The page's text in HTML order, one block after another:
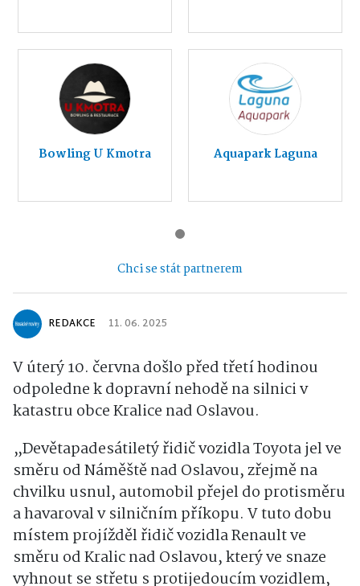
Bowling U Kmotra Aquapark Laguna
Chci se stát partnerem
REDAKCE 11. 06. 2025
V úterý 10. června došlo před třetí hodinou
odpoledne k dopravní nehodě na silnici v
katastru obce Kralice nad Oslavou.
„Devětapadesátiletý řidič vozidla Toyota jel ve
směru od Náměště nad Oslavou, zřejmě na
chvilku usnul, automobil přejel do protisměru
a havaroval v silničním příkopu. V tuto dobu
místem projížděl řidič vozidla Renault ve
směru od Kralic nad Oslavou, který ve snaze
vyhnout se střetu s protijedoucím vozidlem,